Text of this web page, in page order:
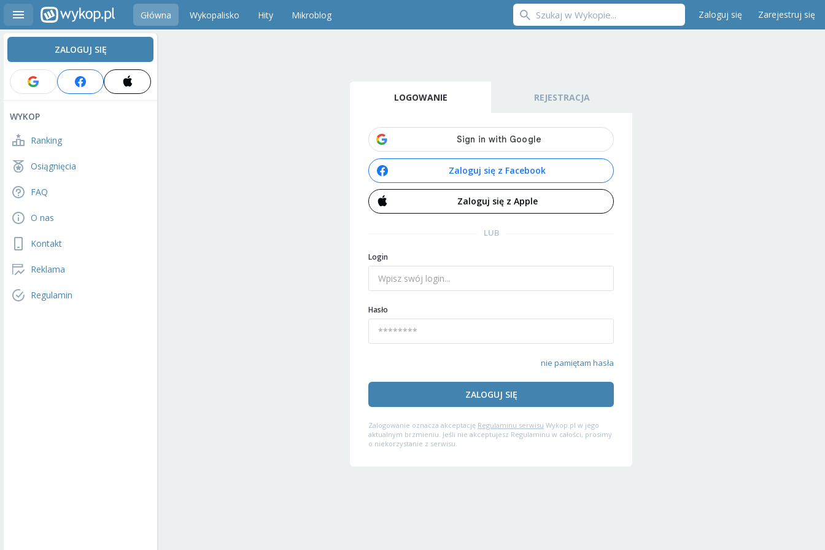
Główna Wykopalisko Hity Mikroblog Zaloguj się Zarejestruj się
ZALOGUJ SIĘ
WYKOP
Ranking
Osiągnięcia
FAQ
O nas
Kontakt
Reklama
Regulamin
LOGOWANIE REJESTRACJA
Zaloguj się z Facebook
Zaloguj się z Apple
LUB
Login
Hasło
nie pamiętam hasła
ZALOGUJ SIĘ
Zalogowanie oznacza akceptację Regulaminu serwisu Wykop.pl w jego
aktualnym brzmieniu. Jeśli nie akceptujesz Regulaminu w całości, prosimy
o niekorzystanie z serwisu.